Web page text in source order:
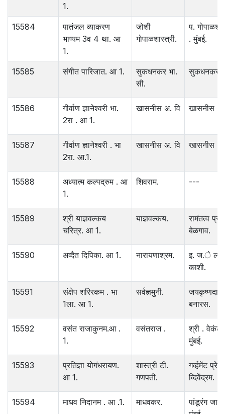
1.
15584
पातंजल व्याकरण
भाष्यम 3व 4 था. आ
1.
जोशी
गोपाळशास्त्री.
प.
. मुंबई.
15585 संगीत पारिजात. आ 1.
सुकधनकर भा.
सी.
सुकधनकर .
15586
गीर्वाण ज्ञानेश्‍वरी भा.
2रा . आ 1.
खासनीस अ. वि खासनीस .
15587
गीर्वाण ज्ञानेश्‍वरी . भा
2रा. आ.1.
खासनीस अ. वि खासनीस .
15588
अध्यात्म कल्पद्रुम . आ
1.
शिवराम. ---
15589
श्री याज्ञवल्कय
चरित्र. आ 1.
याज्ञवल्कय.
रामंतत्व
बेळगाव.
15590 अव्दैत दिपिका. आ 1. नारायणाश्रम.
इ. ज.े
काशी.
15591
संक्षेप शरिरकम . भा
1ला. आ 1.
सर्वज्ञमुनी.
जयकृष्णदास
बनारस.
15592
वसंत राजाकुनम.आ .
1.
वसंतराज .
श्री .
मुंबई.
15593
प्रतिज्ञा योगंधरायण.
आ 1.
शास्त्री टी.
गणपती.
गर्व्हमेंट प्रेस.
व्दिवेंद्रम.
15594 माधव निदानम . आ .1. माधवकर.
पांडूरंग